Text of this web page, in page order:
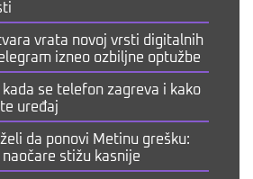
vrata novoj vrsti digitalnih
izneo ozbiljne optužbe
kada se telefon zagreva i kako
uređaj
da ponovi Metinu grešku:
naočare stižu kasnije